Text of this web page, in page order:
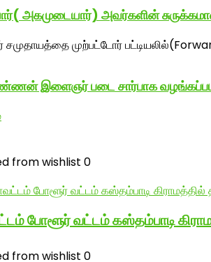
அகமுடையார்) அவர்களின்
அண்ணன் இளைஞர் படை சார்பாக
from wishlist 0
போளூர் வட்டம் கஸ்தம்பாடி
from wishlist 0